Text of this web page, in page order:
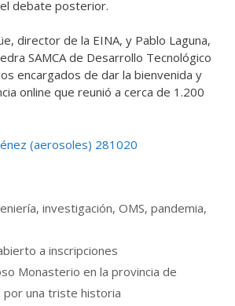
debate posterior.
director de la EINA, y Pablo Laguna,
SAMCA de Desarrollo Tecnológico
encargados de dar la bienvenida y
online que reunió a cerca de 1.200
(aerosoles) 281020
, investigación, OMS, pandemia,
a inscripciones
Monasterio en la provincia de
por una triste historia